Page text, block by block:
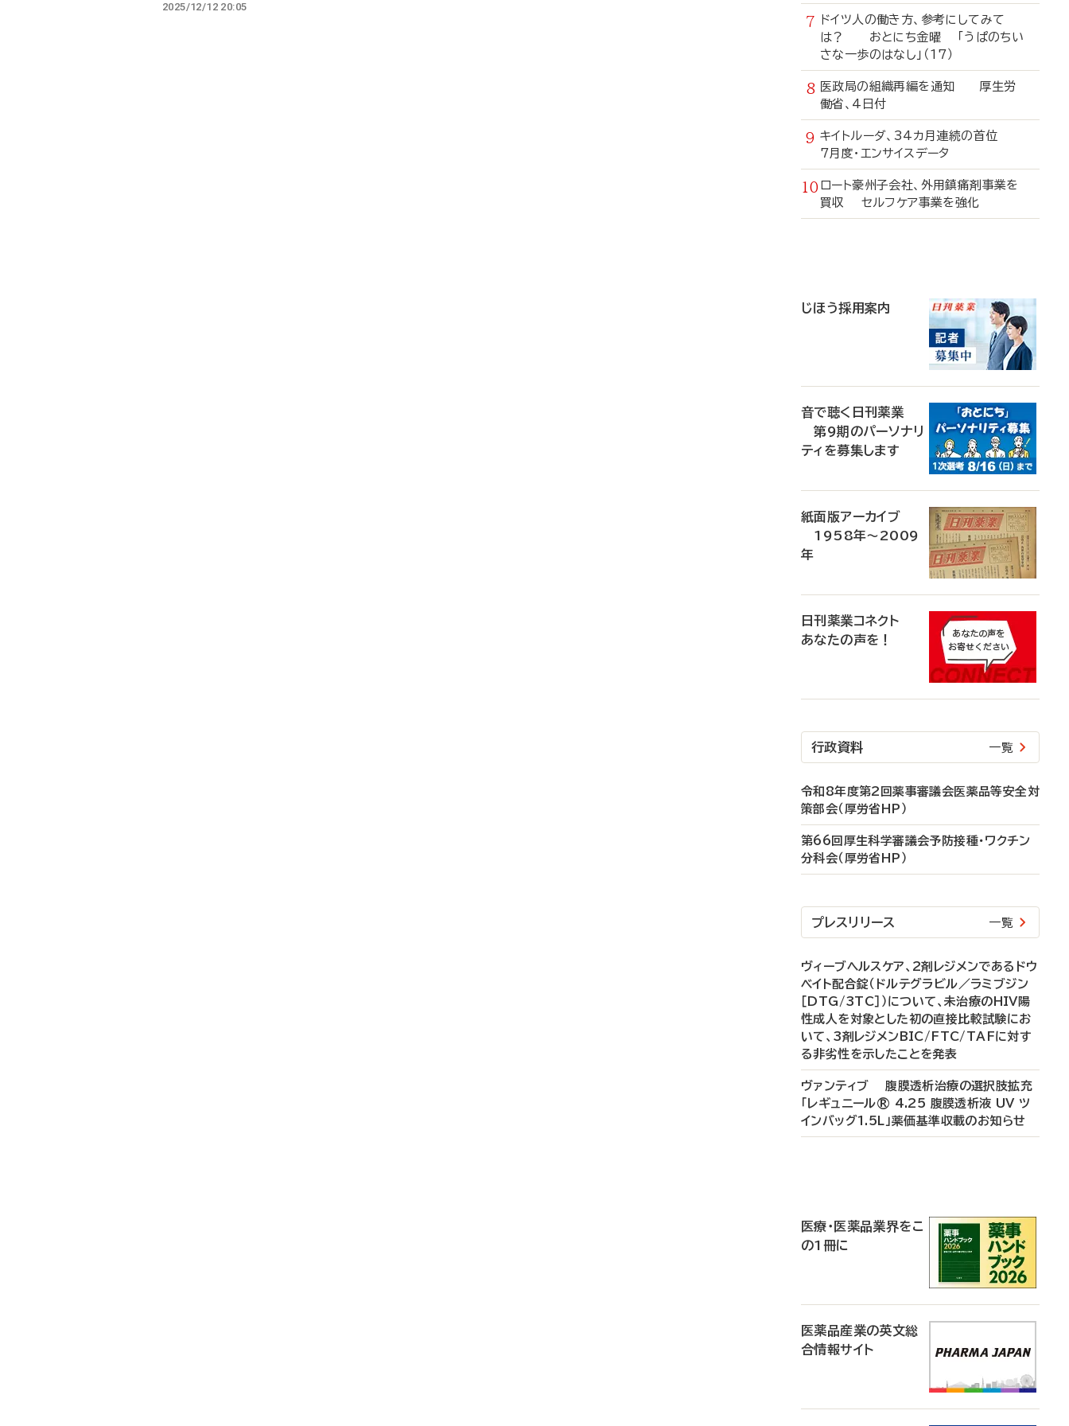
2025/12/12 20:05
ドイツ人の働き方、参考にしてみて
は？ おとにち金曜 「うぱのちい
さな一歩のはなし」（17）
医政局の組織再編を通知 厚生労
働省、4日付
キイトルーダ、34カ月連続の首位
7月度・エンサイスデータ
ロート豪州子会社、外用鎮痛剤事業を
買収 セルフケア事業を強化
じほう採用案内
音で聴く日刊薬業
第9期のパーソナリ
ティを募集します
紙面版アーカイブ
1958年～2009
年
日刊薬業コネクト
あなたの声を！
行政資料 一覧
令和8年度第2回薬事審議会医薬品等安全対
策部会（厚労省HP）
第66回厚生科学審議会予防接種・ワクチン
分科会（厚労省HP）
プレスリリース 一覧
ヴィーブヘルスケア、2剤レジメンであるドウ
ベイト配合錠（ドルテグラビル／ラミブジン
［DTG/3TC］）について、未治療のHIV陽
性成人を対象とした初の直接比較試験にお
いて、3剤レジメンBIC/FTC/TAFに対す
る非劣性を示したことを発表
ヴァンティブ 腹膜透析治療の選択肢拡充
「レギュニール® 4.25 腹膜透析液 UV ツ
インバッグ1.5L」薬価基準収載のお知らせ
医療・医薬品業界をこ
の1冊に
医薬品産業の英文総
合情報サイト